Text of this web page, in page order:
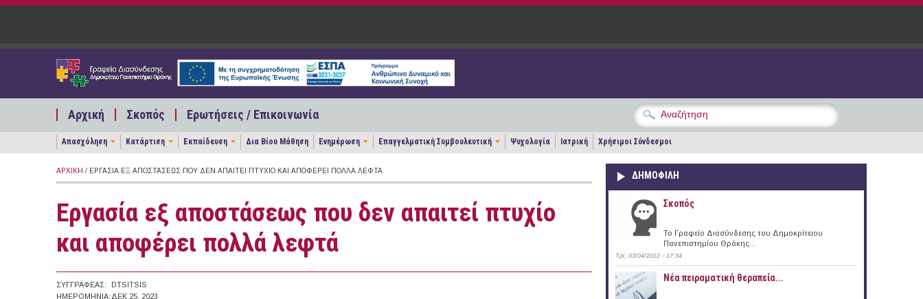
Παράκαμψη προς το κυρίως περιεχόμενο
Αρχική Σκοπός Ερωτήσεις / Επικοινωνία
Απασχόληση Κατάρτιση Εκπαίδευση Δια Βίου Μάθηση Ενημέρωση Επαγγελματική Συμβουλευτική Ψυχολογία Ιατρική Χρήσιμοι Σύνδεσμοι
ΑΡΧΙΚΉ / ΕΡΓΑΣΊΑ ΕΞ ΑΠΟΣΤΆΣΕΩΣ ΠΟΥ ΔΕΝ ΑΠΑΙΤΕΊ ΠΤΥΧΊΟ ΚΑΙ ΑΠΟΦΈΡΕΙ ΠΟΛΛΆ ΛΕΦΤΆ
Εργασία εξ αποστάσεως που δεν απαιτεί πτυχίο
και αποφέρει πολλά λεφτά
ΣΥΓΓΡΑΦΈΑΣ:
DTSITSIS
ΗΜΕΡΟΜΗΝΊΑ: ΔΕΚ 25, 2023
ΔΗΜΟΦΙΛΗ
Σκοπός
Το Γραφείο Διασύνδεσης του Δημοκρίτειου
Πανεπιστημίου Θράκης...
Τρί, 03/04/2012 - 17:34
Νέα πειραματική θεραπεία...